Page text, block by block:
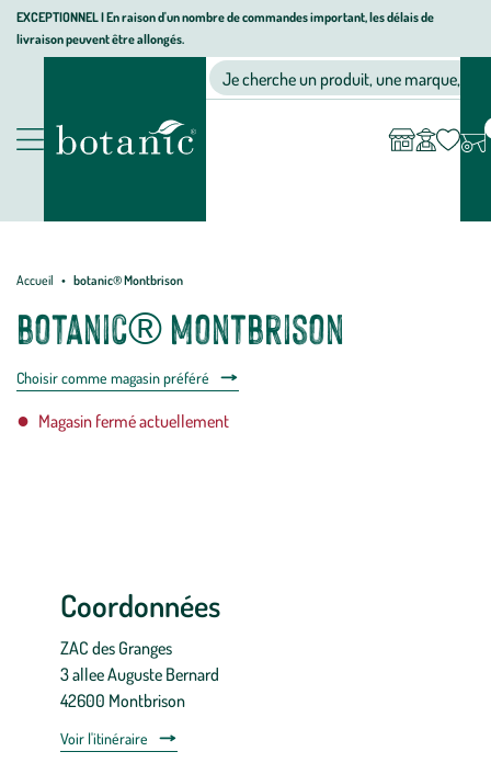
Aller
Aller
au
Aller
au
page
EXCEPTIONNEL I En raison d'un nombre de commandes important, les délais de
livraison peuvent être allongés.
Nos
animalerie,
décoration,
botanic®
Je cherche un produit, une marque, un
compte
Accueil botanic® Montbrison
botanic® Montbrison
Choisir comme magasin préféré
Magasin fermé actuellement
Coordonnées
ZAC des Granges
3 allee Auguste Bernard
42600 Montbrison
Voir l'itinéraire